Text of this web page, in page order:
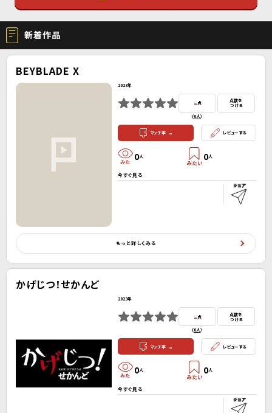
新着作品
BEYBLADE X
2023年
-点
(0人）
点数を
つける
マッチ率 - レビューする
0人 0人
今すぐ見る
もっと詳しくみる
かげじつ！せかんど
2023年
- 点
(0人）
点数を
つける
マッチ率 - レビューする
0人 0人
今すぐ見る